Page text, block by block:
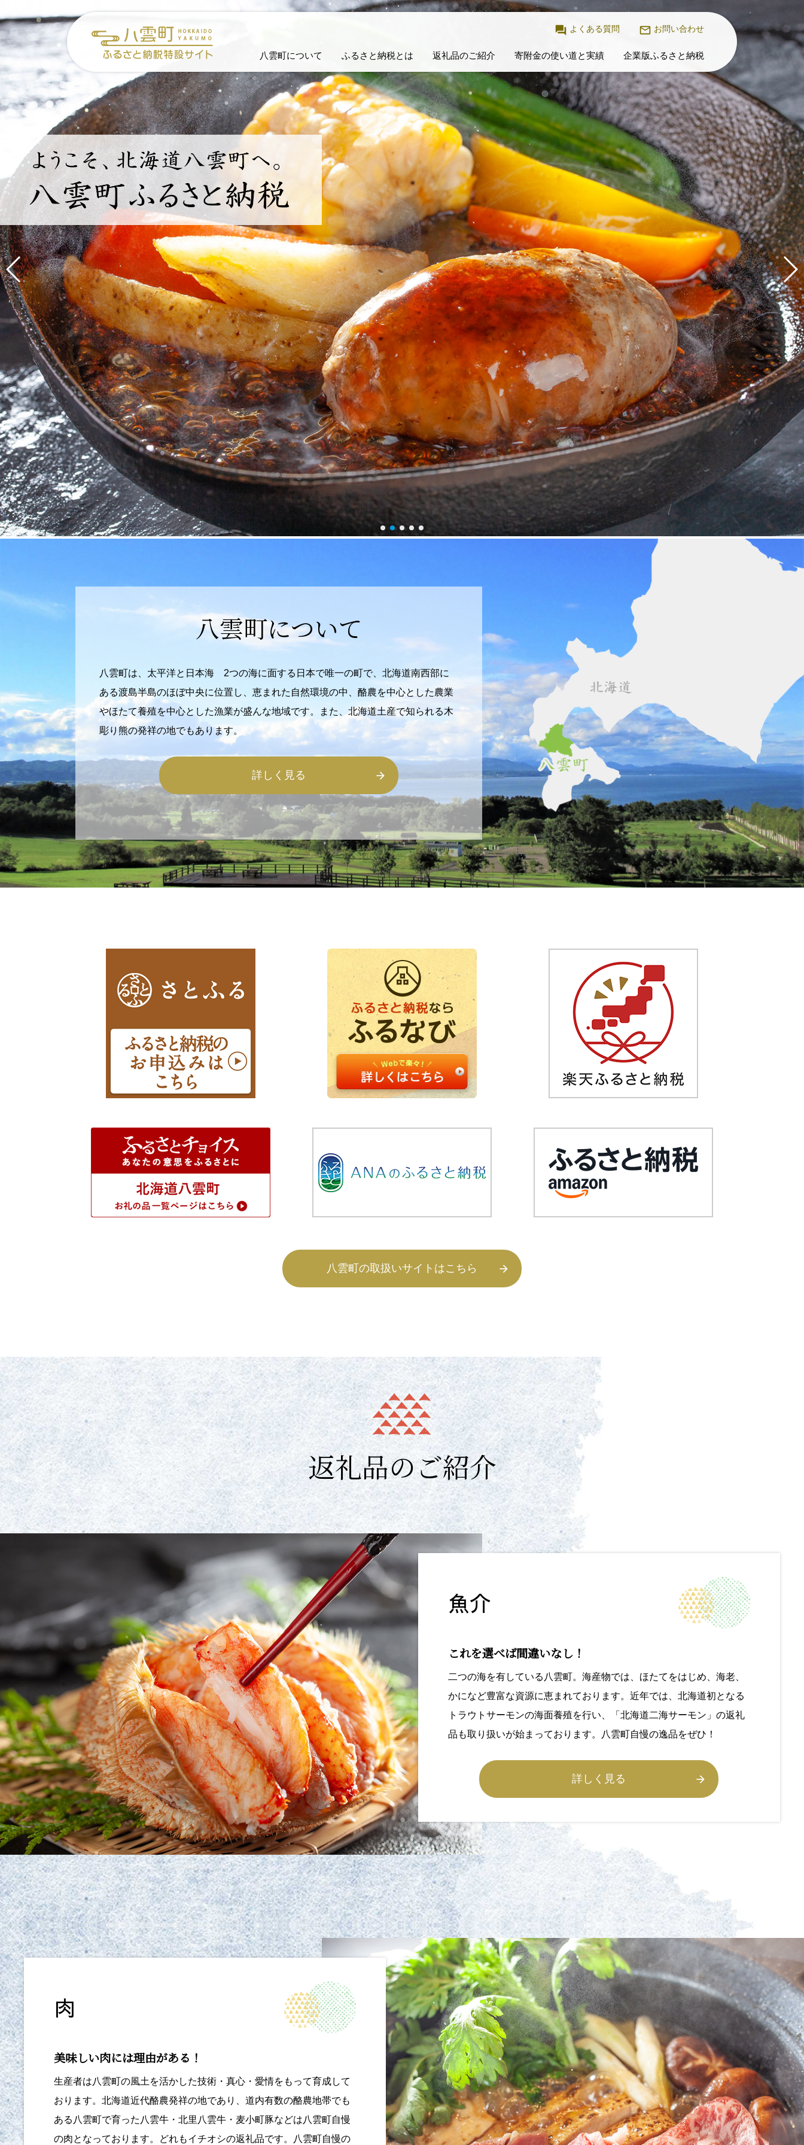
ニ
ュ
ー
を
飛
ば
て
八雲町について ふるさと納税とは 返礼品のご紹介 寄附金の使い道と実績 企業版ふるさと納税
よくある質問 お問い合わせ
本
文
八雲町について
八雲町は、太平洋と日本海 2つの海に面する日本で唯一の町で、北海道南西部に
ある渡島半島のほぼ中央に位置し、恵まれた自然環境の中、酪農を中心とした農業
やほたて養殖を中心とした漁業が盛んな地域です。また、北海道土産で知られる木
彫り熊の発祥の地でもあります。
詳しく見る
八雲町の取扱いサイトはこちら
返礼品のご紹介
魚介
これを選べば間違いなし！
二つの海を有している八雲町。海産物では、ほたてをはじめ、海老、
かになど豊富な資源に恵まれております。近年では、北海道初となる
トラウトサーモンの海面養殖を行い、「北海道二海サーモン」の返礼
品も取り扱いが始まっております。八雲町自慢の逸品をぜひ！
詳しく見る
肉
美味しい肉には理由がある！
生産者は八雲町の風土を活かした技術・真心・愛情をもって育成して
おります。北海道近代酪農発祥の地であり、道内有数の酪農地帯でも
ある八雲町で育った八雲牛・北里八雲牛・麦小町豚などは八雲町自慢
の肉となっております。どれもイチオシの返礼品です。八雲町自慢の